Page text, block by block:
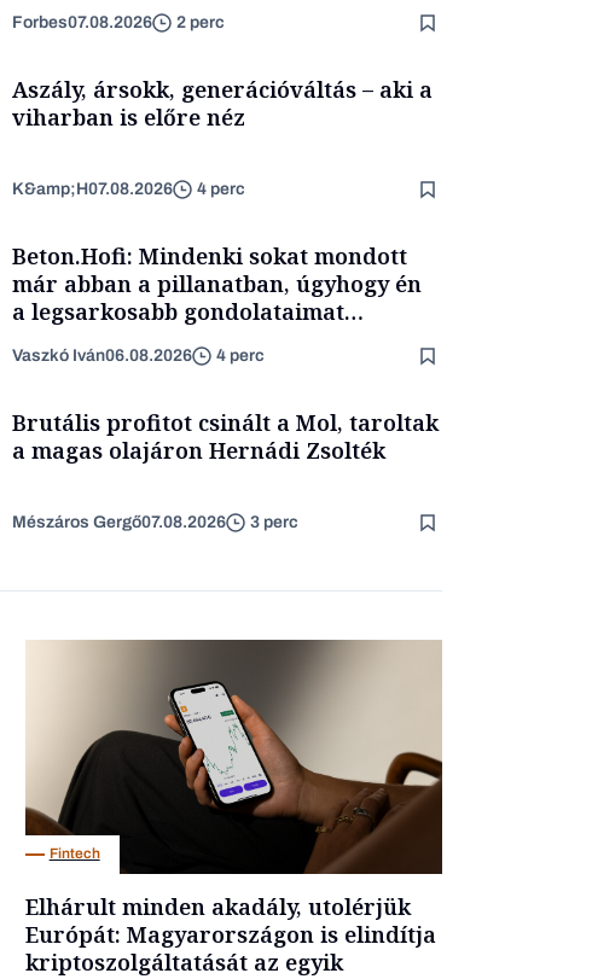
Forbes07.08.2026 2 perc
Aszály, ársokk, generációváltás – aki a
viharban is előre néz
K&amp;H07.08.2026 4 perc
Beton.Hofi: Mindenki sokat mondott
már abban a pillanatban, úgyhogy én
a legsarkosabb gondolataimat
Vaszkó Iván06.08.2026 4 perc
Brutális profitot csinált a Mol, taroltak
a magas olajáron Hernádi Zsolték
Mészáros Gergő07.08.2026 3 perc
Fintech
Elhárult minden akadály, utolérjük
Európát: Magyarországon is elindítja
kriptoszolgáltatását az egyik